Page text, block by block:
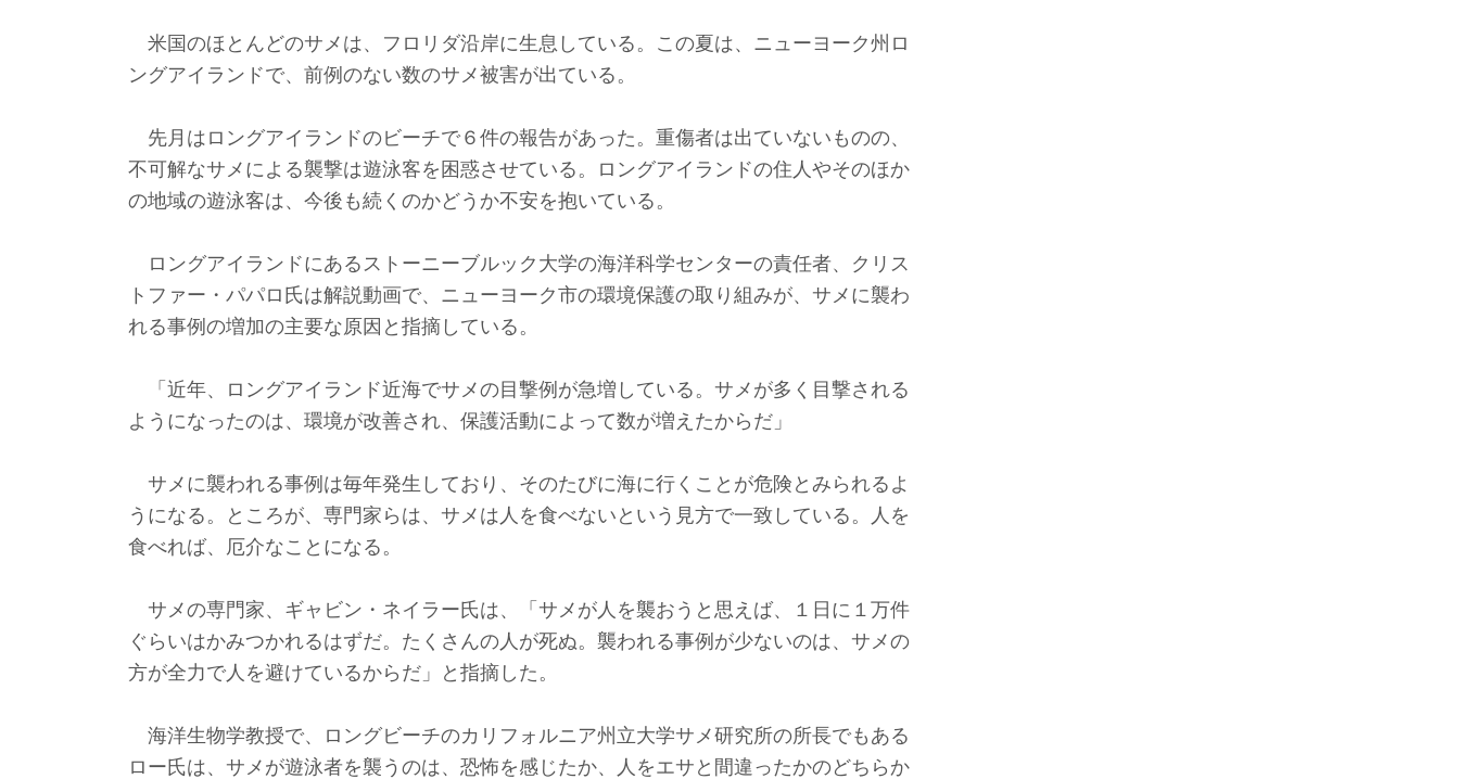
米国のほとんどのサメは、フロリダ沿岸に生息している。この夏は、ニューヨーク州ロ
ングアイランドで、前例のない数のサメ被害が出ている。
先月はロングアイランドのビーチで６件の報告があった。重傷者は出ていないものの、
不可解なサメによる襲撃は遊泳客を困惑させている。ロングアイランドの住人やそのほか
の地域の遊泳客は、今後も続くのかどうか不安を抱いている。
ロングアイランドにあるストーニーブルック大学の海洋科学センターの責任者、クリス
トファー・パパロ氏は解説動画で、ニューヨーク市の環境保護の取り組みが、サメに襲わ
れる事例の増加の主要な原因と指摘している。
「近年、ロングアイランド近海でサメの目撃例が急増している。サメが多く目撃される
ようになったのは、環境が改善され、保護活動によって数が増えたからだ」
サメに襲われる事例は毎年発生しており、そのたびに海に行くことが危険とみられるよ
うになる。ところが、専門家らは、サメは人を食べないという見方で一致している。人を
食べれば、厄介なことになる。
サメの専門家、ギャビン・ネイラー氏は、「サメが人を襲おうと思えば、１日に１万件
ぐらいはかみつかれるはずだ。たくさんの人が死ぬ。襲われる事例が少ないのは、サメの
方が全力で人を避けているからだ」と指摘した。
海洋生物学教授で、ロングビーチのカリフォルニア州立大学サメ研究所の所長でもある
ロー氏は、サメが遊泳者を襲うのは、恐怖を感じたか、人をエサと間違ったかのどちらか